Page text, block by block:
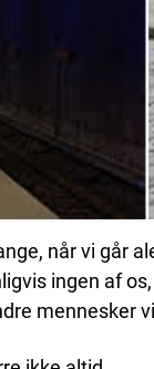
når vi går
ingen af
mennesker